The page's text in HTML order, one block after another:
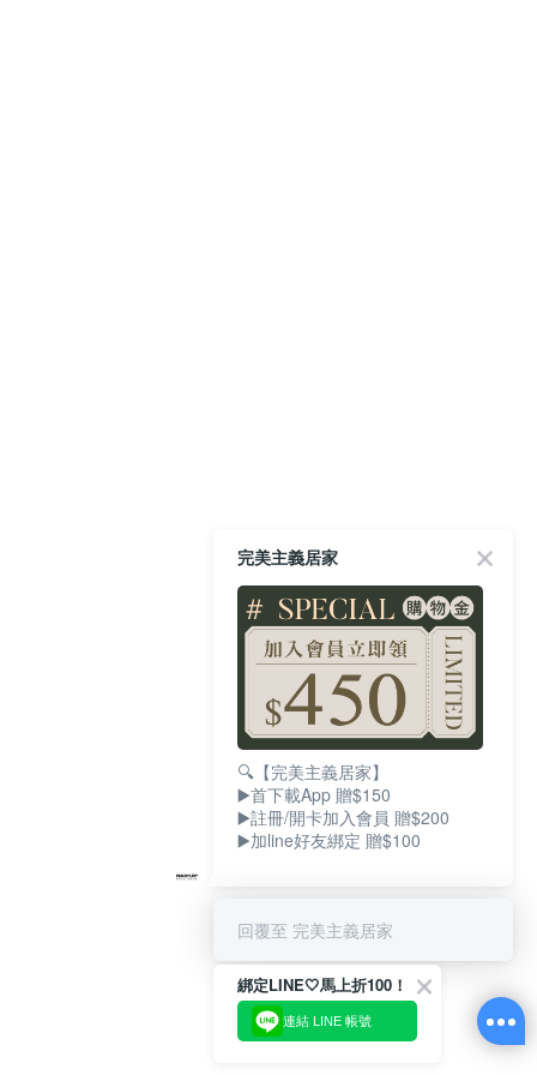
完美主義居家
🔍【完美主義居家】
▶️首下載App 贈$150
▶️註冊/開卡加入會員 贈$200
▶️加line好友綁定 贈$100
回覆至 完美主義居家
綁定LINE🤍馬上折100！
連結 LINE 帳號